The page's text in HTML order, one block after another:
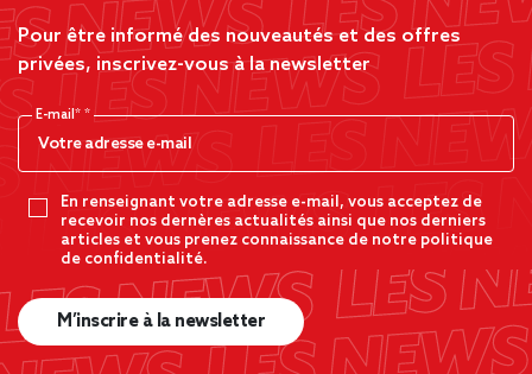
Pour être informé des nouveautés et des offres
privées, inscrivez-vous à la newsletter
E-mail*
En renseignant votre adresse e-mail, vous acceptez de
recevoir nos dernères actualités ainsi que nos derniers
articles et vous prenez connaissance de notre politique
de confidentialité.
M’inscrire à la newsletter